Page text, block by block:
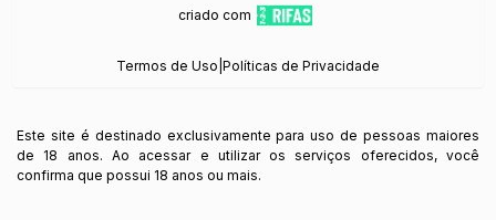
criado com
Termos de Uso Políticas de Privacidade
Este site é destinado exclusivamente para uso de pessoas maiores
de 18 anos. Ao acessar e utilizar os serviços oferecidos, você
confirma que possui 18 anos ou mais.